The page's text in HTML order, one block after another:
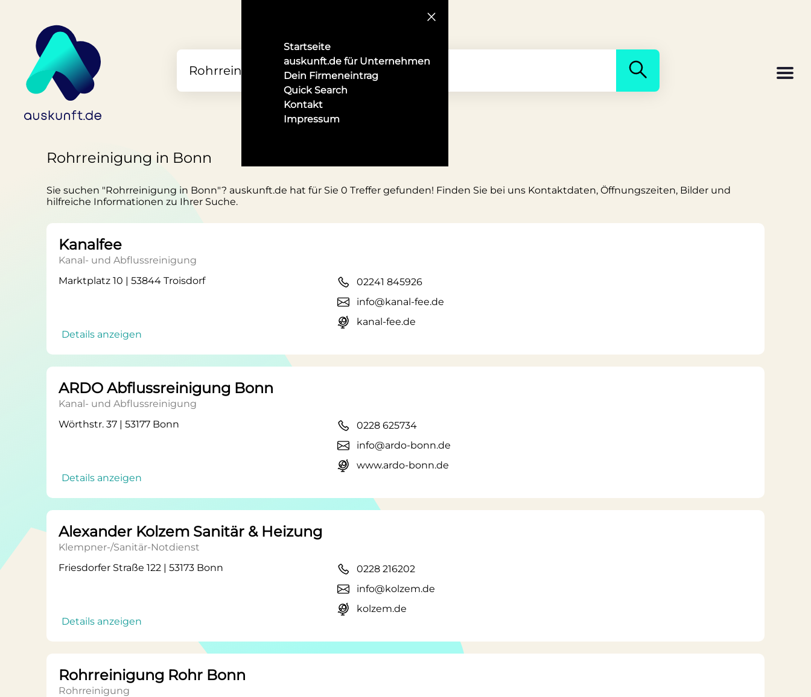
Startseite
auskunft.de für Unternehmen
Dein Firmeneintrag
Quick Search
Kontakt
Impressum
Rohrreinigung in Bonn
Sie suchen "Rohrreinigung in Bonn"? auskunft.de hat für Sie 0 Treffer gefunden! Finden Sie bei uns Kontaktdaten, Öffnungszeiten, Bilder und
hilfreiche Informationen zu Ihrer Suche.
Kanalfee
Kanal- und Abflussreinigung
Marktplatz 10 | 53844 Troisdorf
Details anzeigen
02241 845926
info@kanal-fee.de
kanal-fee.de
ARDO Abflussreinigung Bonn
Kanal- und Abflussreinigung
Wörthstr. 37 | 53177 Bonn
Details anzeigen
0228 625734
info@ardo-bonn.de
www.ardo-bonn.de
Alexander Kolzem Sanitär & Heizung
Klempner-/Sanitär-Notdienst
Friesdorfer Straße 122 | 53173 Bonn
Details anzeigen
0228 216202
info@kolzem.de
kolzem.de
Rohrreinigung Rohr Bonn
Rohrreinigung